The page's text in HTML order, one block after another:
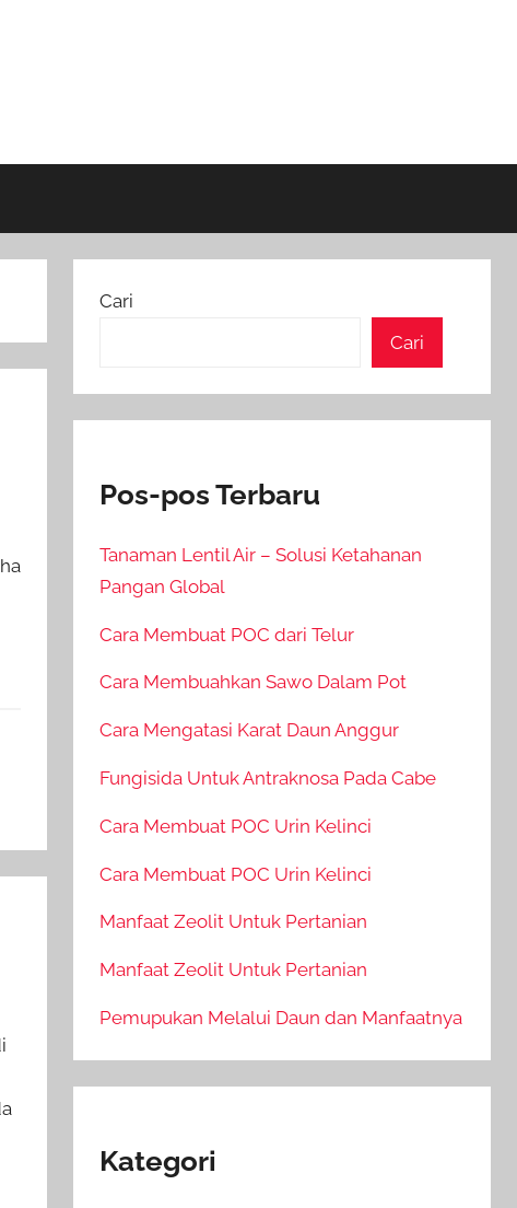
Cari
Cari
Pos-pos Terbaru
Tanaman Lentil Air – Solusi Ketahanan
Pangan Global
Cara Membuat POC dari Telur
Cara Membuahkan Sawo Dalam Pot
Cara Mengatasi Karat Daun Anggur
Fungisida Untuk Antraknosa Pada Cabe
Cara Membuat POC Urin Kelinci
Cara Membuat POC Urin Kelinci
Manfaat Zeolit Untuk Pertanian
Manfaat Zeolit Untuk Pertanian
Pemupukan Melalui Daun dan Manfaatnya
Kategori